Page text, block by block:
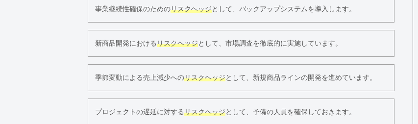
事業継続性確保のためのリスクヘッジとして、バックアップシステムを導入します。
新商品開発におけるリスクヘッジとして、市場調査を徹底的に実施しています。
季節変動による売上減少へのリスクヘッジとして、新規商品ラインの開発を進めています。
プロジェクトの遅延に対するリスクヘッジとして、予備の人員を確保しておきます。